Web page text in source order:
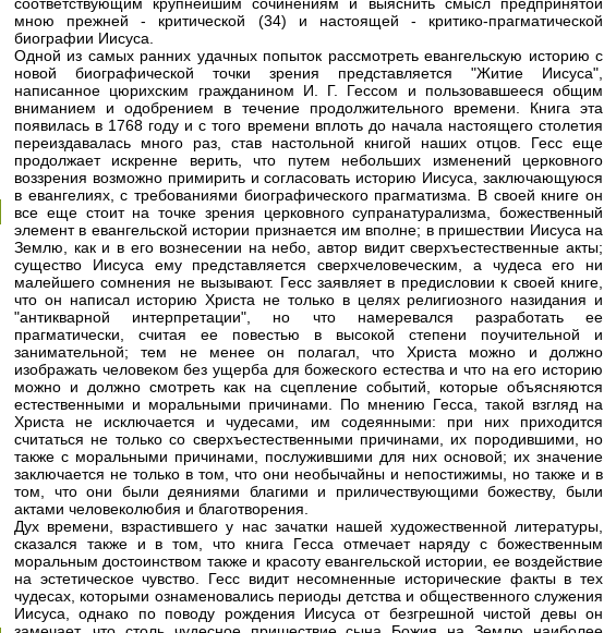
мною прежней - критической (34) и настоящей - критико-прагматической
биографии Иисуса.
Одной из самых ранних удачных попыток рассмотреть евангельскую историю с
новой биографической точки зрения представляется "Житие Иисуса",
написанное цюрихским гражданином И. Г. Гессом и пользовавшееся общим
вниманием и одобрением в течение продолжительного времени. Книга эта
появилась в 1768 году и с того времени вплоть до начала настоящего столетия
переиздавалась много раз, став настольной книгой наших отцов. Гесс еще
продолжает искренне верить, что путем небольших изменений церковного
воззрения возможно примирить и согласовать историю Иисуса, заключающуюся
в евангелиях, с требованиями биографического прагматизма. В своей книге он
все еще стоит на точке зрения церковного супранатурализма, божественный
элемент в евангельской истории признается им вполне; в пришествии Иисуса на
Землю, как и в его вознесении на небо, автор видит сверхъестественные акты;
существо Иисуса ему представляется сверхчеловеческим, а чудеса его ни
малейшего сомнения не вызывают. Гесс заявляет в предисловии к своей книге,
что он написал историю Христа не только в целях религиозного назидания и
"антикварной интерпретации", но что намеревался разработать ее
прагматически, считая ее повестью в высокой степени поучительной и
занимательной; тем не менее он полагал, что Христа можно и должно
изображать человеком без ущерба для божеского естества и что на его историю
можно и должно смотреть как на сцепление событий, которые объясняются
естественными и моральными причинами. По мнению Гесса, такой взгляд на
Христа не исключается и чудесами, им содеянными: при них приходится
считаться не только со сверхъестественными причинами, их породившими, но
также с моральными причинами, послужившими для них основой; их значение
заключается не только в том, что они необычайны и непостижимы, но также и в
том, что они были деяниями благими и приличествующими божеству, были
актами человеколюбия и благотворения.
Дух времени, взрастившего у нас зачатки нашей художественной литературы,
сказался также и в том, что книга Гесса отмечает наряду с божественным
моральным достоинством также и красоту евангельской истории, ее воздействие
на эстетическое чувство. Гесс видит несомненные исторические факты в тех
чудесах, которыми ознаменовались периоды детства и общественного служения
Иисуса, однако по поводу рождения Иисуса от безгрешной чистой девы он